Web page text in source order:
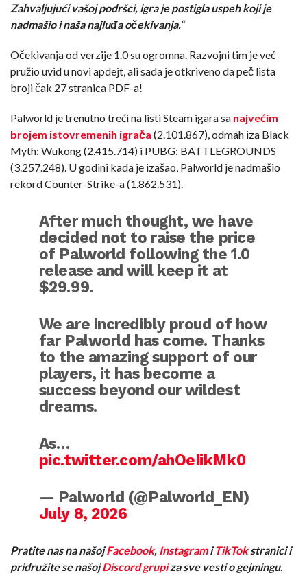
Zahvaljujući vašoj podršci, igra je postigla uspeh koji je
nadmašio i naša najluđa očekivanja.“
Očekivanja od verzije 1.0 su ogromna. Razvojni tim je već
pružio uvid u novi apdejt, ali sada je otkriveno da peč lista
broji čak 27 stranica PDF-a!
Palworld je trenutno treći na listi Steam igara sa najvećim
brojem istovremenih igrača (2.101.867), odmah iza Black
Myth: Wukong (2.415.714) i PUBG: BATTLEGROUNDS
(3.257.248). U godini kada je izašao, Palworld je nadmašio
rekord Counter-Strike-a (1.862.531).
After much thought, we have
decided not to raise the price
of Palworld following the 1.0
release and will keep it at
$29.99.
We are incredibly proud of how
far Palworld has come. Thanks
to the amazing support of our
players, it has become a
success beyond our wildest
dreams.
As…
pic.twitter.com/ahOeIikMk0
— Palworld (@Palworld_EN)
July 8, 2026
Pratite nas na našojFacebook, InstagramiTikTokstranici i
pridružite se našojDiscord grupiza sve vesti o gejmingu.